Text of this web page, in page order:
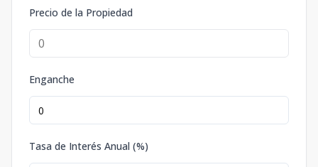
Precio de la Propiedad
Enganche
Tasa de Interés Anual (%)